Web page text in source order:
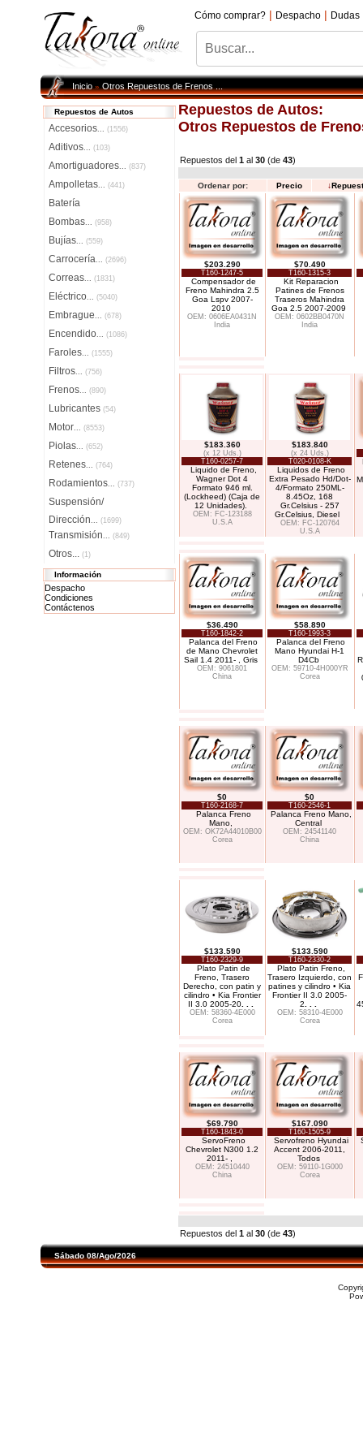
Cómo comprar? | Despacho | Dudas
Inicio»Otros Repuestos de Frenos ...
Repuestos de Autos
Accesorios... (1556)
Aditivos... (103)
Amortiguadores... (837)
Ampolletas... (441)
Batería
Bombas... (958)
Bujías... (559)
Carrocería... (2696)
Correas... (1831)
Eléctrico... (5040)
Embrague... (678)
Encendido... (1086)
Faroles... (1555)
Filtros... (756)
Frenos... (890)
Lubricantes (54)
Motor... (8553)
Piolas... (652)
Retenes... (764)
Rodamientos... (737)
Suspensión/
Dirección... (1699)
Transmisión... (849)
Otros... (1)
Información
Despacho
Condiciones
Contáctenos
Repuestos de Autos:
Otros Repuestos de
Repuestos del 1 al 30 (de 43)
Ordenar por: Precio ↓
$203.290
T160-1247-5
Compensador de
Freno Mahindra 2.5
Goa Lspv 2007-
2010
OEM: 0606EA0431N
India
$70.490
T160-1315-3
Kit Reparacion
Patines de Frenos
Traseros Mahindra
Goa 2.5 2007-2009
OEM: 0602BB0470N
India
$183.360
(x 12 Uds.)
T160-0257-7
Liquido de Freno,
Wagner Dot 4
Formato 946 ml.
(Lockheed) (Caja de
12 Unidades).
OEM: FC-123188
U.S.A
$183.840
(x 24 Uds.)
T020-0108-K
Liquidos de Freno
Extra Pesado Hd/Dot-
4/Formato 250ML-
8.45Oz, 168
Gr.Celsius - 257
Gr.Celsius, Diesel
OEM: FC-120764
U.S.A
$36.490
T160-1842-2
Palanca del Freno
de Mano Chevrolet
Sail 1.4 2011- , Gris
OEM: 9061801
China
$58.890
T160-1993-3
Palanca del Freno
Mano Hyundai H-1
D4Cb
OEM: 59710-4H000YR
Corea
$0
T160-2168-7
Palanca Freno
Mano,
OEM: OK72A44010B00
Corea
$0
T160-2546-1
Palanca Freno Mano,
Central
OEM: 24541140
China
$133.590
T160-2329-9
Plato Patin de
Freno, Trasero
Derecho, con patin y
cilindro • Kia Frontier
II 3.0 2005-20
OEM: 58360-4E000
Corea
$133.590
T160-2330-2
Plato Patin Freno,
Trasero Izquierdo, con
patines y cilindro • Kia
Frontier II 3.0 2005-
2
OEM: 58310-4E000
Corea
$69.790
T160-1843-0
ServoFreno
Chevrolet N300 1.2
2011- ,
OEM: 24510440
China
$167.090
T160-1505-9
Servofreno Hyundai
Accent 2006-2011,
Todos
OEM: 59110-1G000
Corea
Repuestos del 1 al 30 (de 43)
Sábado 08/Ago/2026